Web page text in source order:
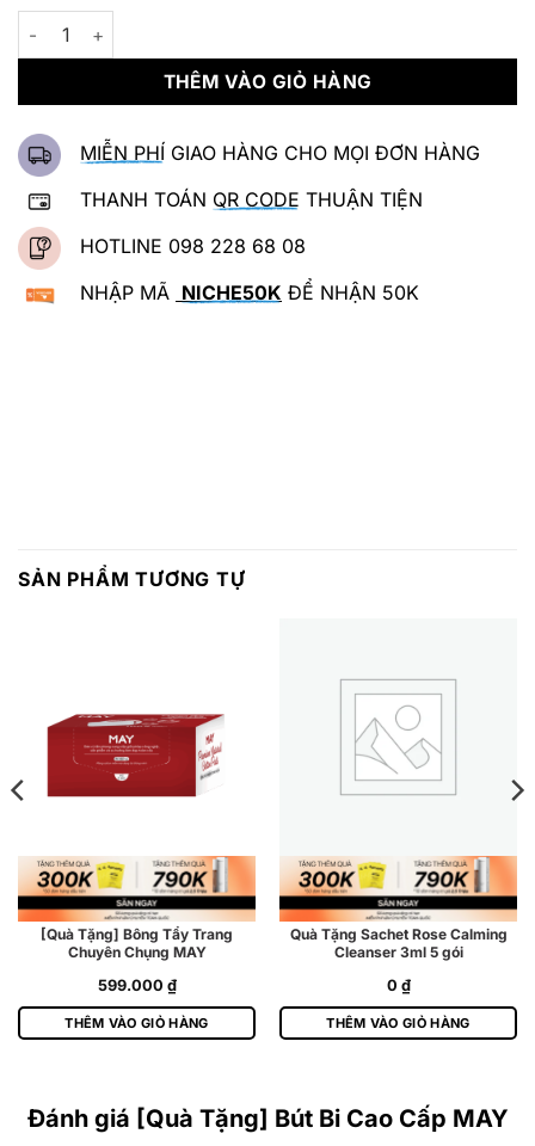
[Quà Tặng] Bút Bi Cao Cấp MAY số lượng
THÊM VÀO GIỎ HÀNG
MIỄN PHÍ GIAO HÀNG CHO MỌI ĐƠN HÀNG
THANH TOÁN QR CODE THUẬN TIỆN
HOTLINE 098 228 68 08
NHẬP MÃ NICHE50K ĐỂ NHẬN 50K
SẢN PHẨM TƯƠNG TỰ
[Quà Tặng] Bông Tẩy Trang
Chuyên Chụng MAY
599.000 ₫
THÊM VÀO GIỎ HÀNG
Quà Tặng Sachet Rose Calming
Cleanser 3ml 5 gói
0 ₫
THÊM VÀO GIỎ HÀNG
Đánh giá [Quà Tặng] Bút Bi Cao Cấp MAY